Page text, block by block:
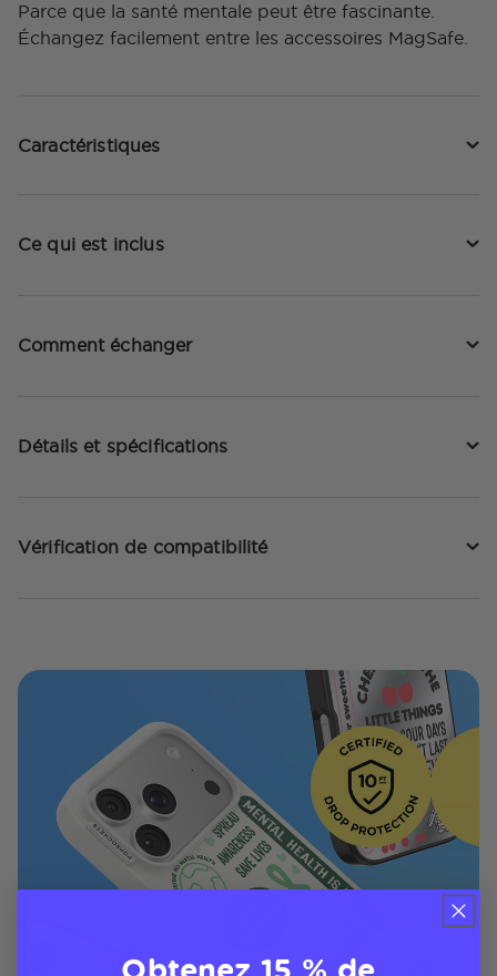
Parce que la santé mentale peut être fascinante.
Échangez facilement entre les accessoires MagSafe.
Caractéristiques
Ce qui est inclus
Comment échanger
Détails et spécifications
Vérification de compatibilité